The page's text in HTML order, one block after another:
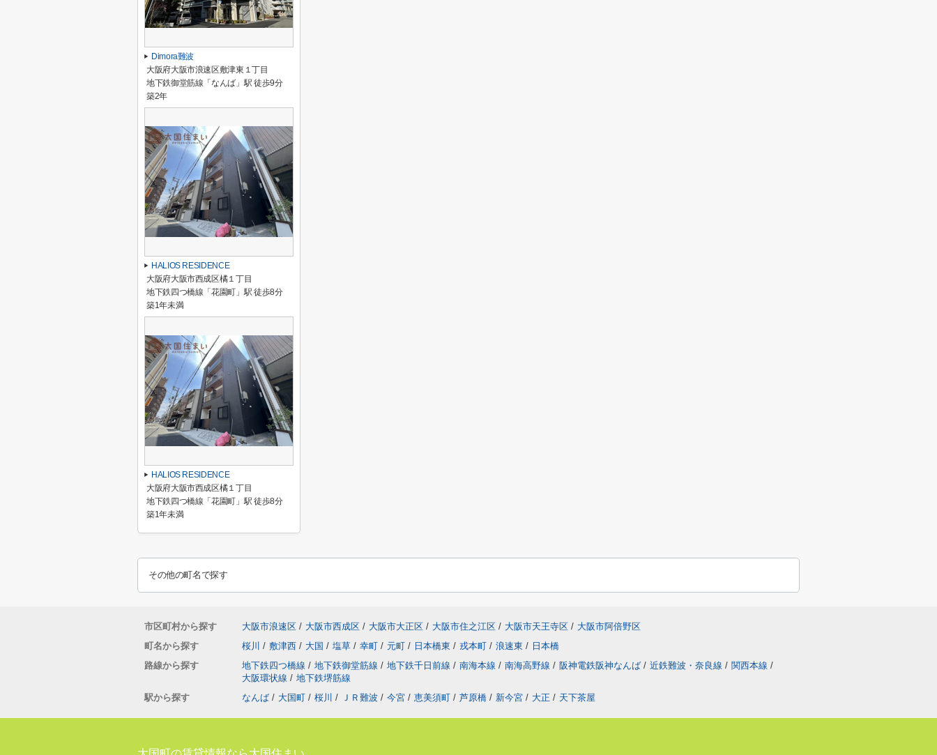
Dimora難波
大阪府大阪市浪速区敷津東１丁目
地下鉄御堂筋線「なんば」駅 徒歩9分
築2年
HALIOS RESIDENCE
大阪府大阪市西成区橘１丁目
地下鉄四つ橋線「花園町」駅 徒歩8分
築1年未満
HALIOS RESIDENCE
大阪府大阪市西成区橘１丁目
地下鉄四つ橋線「花園町」駅 徒歩8分
築1年未満
その他の町名で探す
市区町村から探す 大阪市浪速区 / 大阪市西成区 / 大阪市大正区 / 大阪市住之江区 / 大阪市天王寺区 / 大阪市阿倍野区
町名から探す
桜川 / 敷津西 / 大国 / 塩草 / 幸町 / 元町 / 日本橋東 / 戎本町 / 浪速東 / 日本橋
路線から探す
地下鉄四つ橋線 / 地下鉄御堂筋線 / 地下鉄千日前線 / 南海本線 / 南海高野線 / 阪神電鉄阪神なんば / 近鉄難波・奈良線 / 関西本線 /
大阪環状線 / 地下鉄堺筋線
駅から探す
なんば / 大国町 / 桜川 / ＪＲ難波 / 今宮 / 恵美須町 / 芦原橋 / 新今宮 / 大正 / 天下茶屋